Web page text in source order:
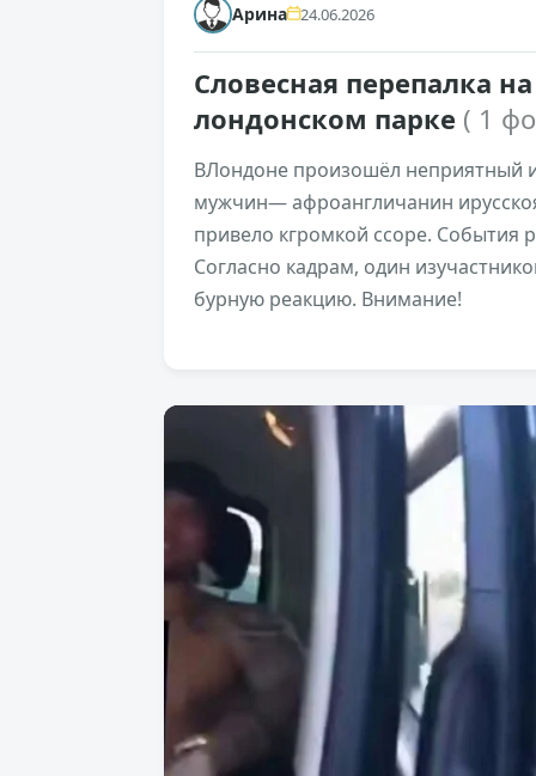
Арина 24.06.2026
Словесная перепалка
лондонском парке ( 1
ВЛондоне произошёл неприятный
мужчин— афроангличанин
привело кгромкой ссоре. События
Согласно кадрам, один
бурную реакцию. Внимание!